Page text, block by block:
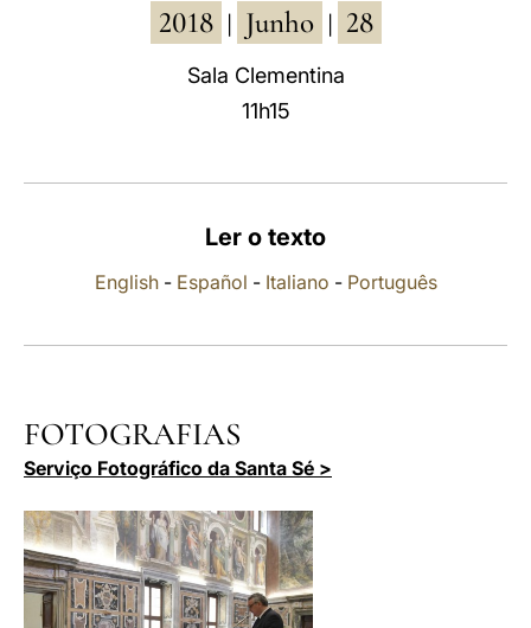
2018 Junho 28
Sala Clementina
11h15
Ler o texto
English- Español - Italiano - Português
FOTOGRAFIAS
Serviço Fotográfico da Santa Sé >